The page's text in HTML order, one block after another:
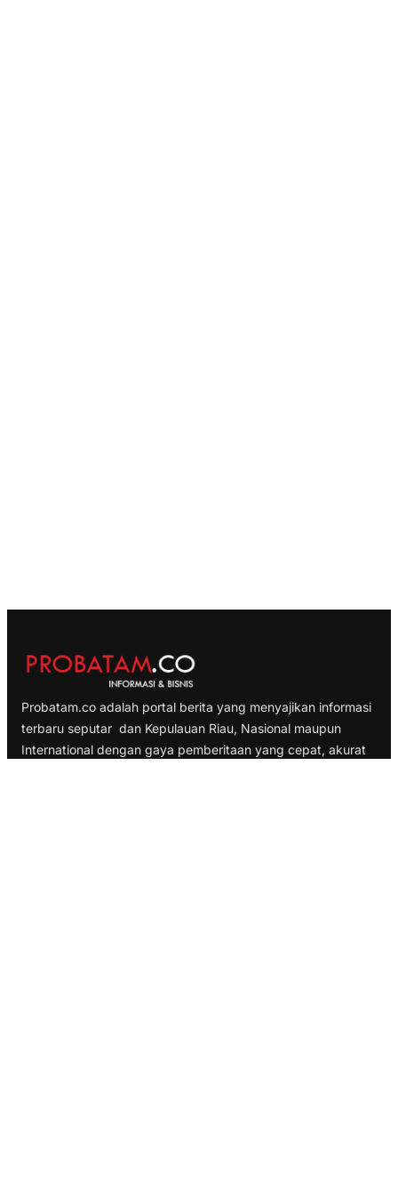
Probatam.co adalah portal berita yang menyajikan informasi
terbaru seputar dan Kepulauan Riau, Nasional maupun
International dengan gaya pemberitaan yang cepat, akurat